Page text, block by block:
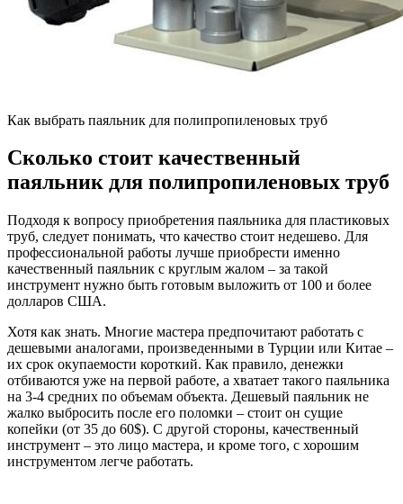
Как выбрать паяльник для полипропиленовых труб
Сколько стоит качественный
паяльник для полипропиленовых труб
Подходя к вопросу приобретения паяльника для пластиковых
труб, следует понимать, что качество стоит недешево. Для
профессиональной работы лучше приобрести именно
качественный паяльник с круглым жалом – за такой
инструмент нужно быть готовым выложить от 100 и более
долларов США.
Хотя как знать. Многие мастера предпочитают работать с
дешевыми аналогами, произведенными в Турции или Китае –
их срок окупаемости короткий. Как правило, денежки
отбиваются уже на первой работе, а хватает такого паяльника
на 3-4 средних по объемам объекта. Дешевый паяльник не
жалко выбросить после его поломки – стоит он сущие
копейки (от 35 до 60$). С другой стороны, качественный
инструмент – это лицо мастера, и кроме того, с хорошим
инструментом легче работать.